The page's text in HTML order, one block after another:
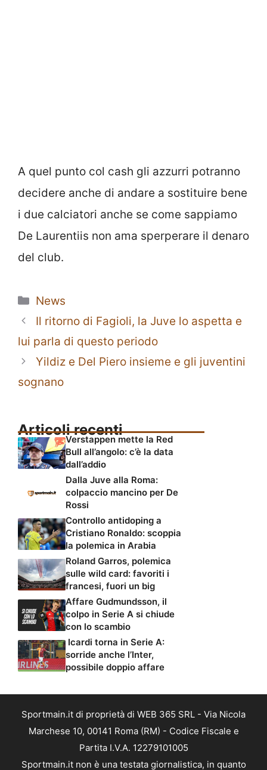
A quel punto col cash gli azzurri potranno
decidere anche di andare a sostituire bene
i due calciatori anche se come sappiamo
De Laurentiis non ama sperperare il denaro
del club.
Categorie
News
Il ritorno di Fagioli, la Juve lo aspetta e
lui parla di questo periodo
Yildiz e Del Piero insieme e gli juventini
sognano
Articoli recenti
Verstappen mette la Red
Bull all’angolo: c’è la data
dall’addio
Dalla Juve alla Roma:
colpaccio mancino per De
Rossi
Controllo antidoping a
Cristiano Ronaldo: scoppia
la polemica in Arabia
Roland Garros, polemica
sulle wild card: favoriti i
francesi, fuori un big
Affare Gudmundsson, il
colpo in Serie A si chiude
con lo scambio
Icardi torna in Serie A:
sorride anche l’Inter,
possibile doppio affare
Sportmain.it di proprietà di WEB 365 SRL - Via Nicola
Marchese 10, 00141 Roma (RM) - Codice Fiscale e
Partita I.V.A. 12279101005
Sportmain.it non è una testata giornalistica, in quanto